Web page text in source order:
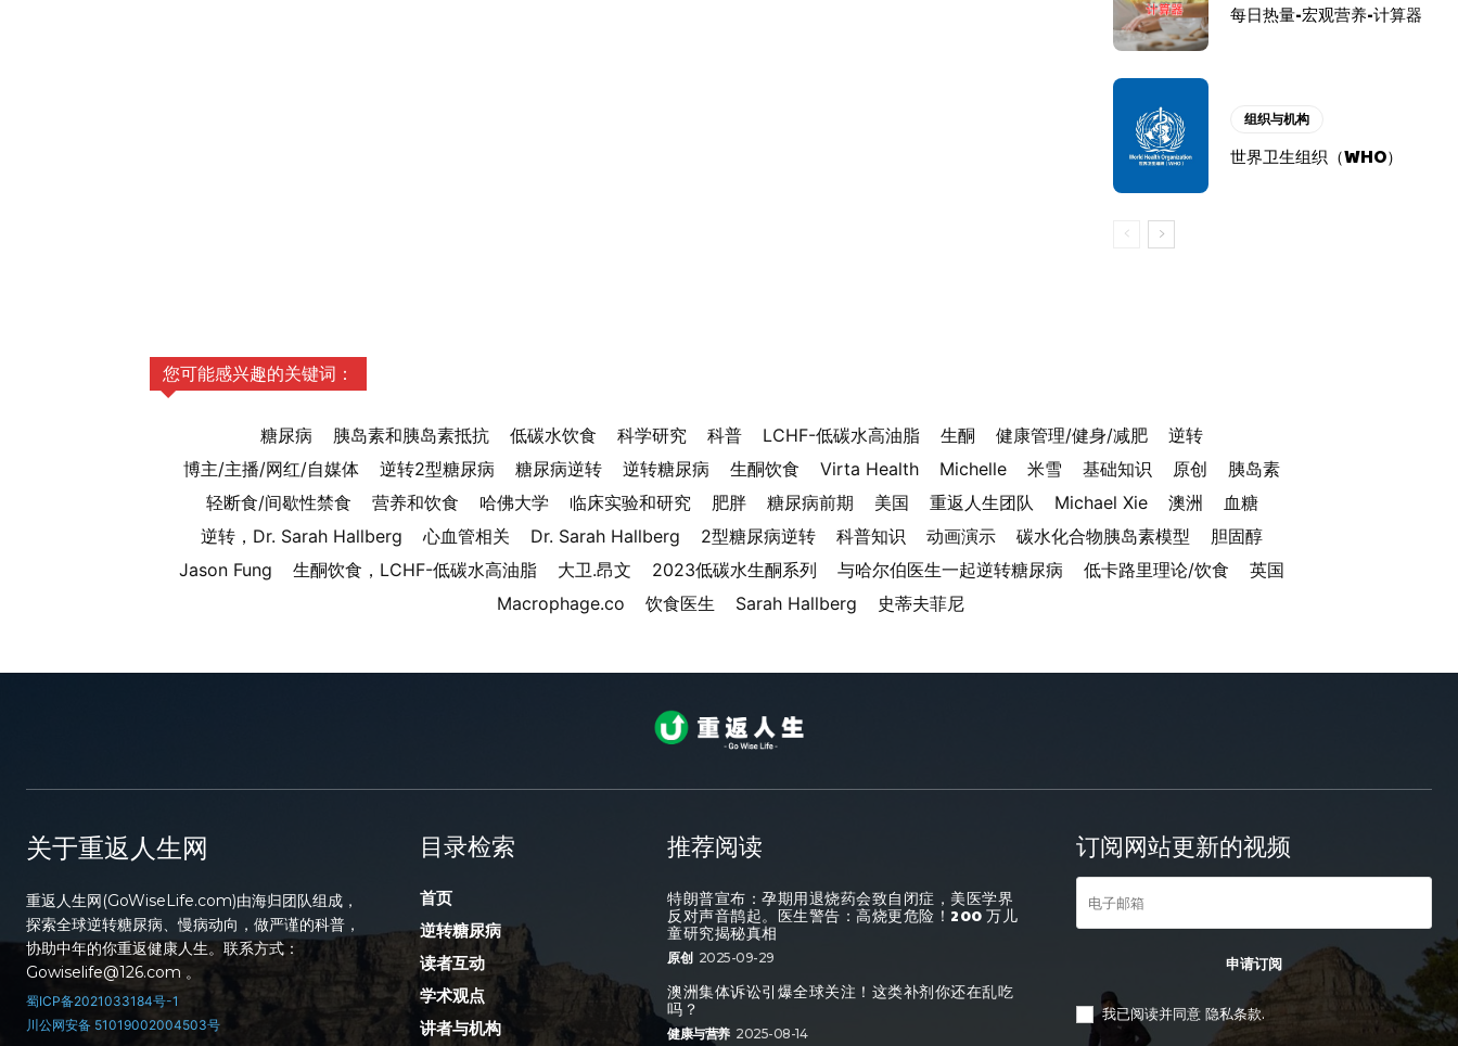
每日热量-宏观营养-计算器
组织与机构
世界卫生组织（WHO）
您可能感兴趣的关键词：
糖尿病 胰岛素和胰岛素抵抗 低碳水饮食 科学研究 科普 LCHF-低碳水高油脂 生酮 健康管理/健身/减肥
逆转
博主/主播/网红/自媒体
逆转2型糖尿病 糖尿病逆转 逆转糖尿病 生酮饮食 Virta Health Michelle 米雪 基础知识 原创
胰岛素
轻断食/间歇性禁食
营养和饮食 哈佛大学 临床实验和研究 肥胖 糖尿病前期 美国 重返人生团队 Michael Xie 澳洲
血糖
逆转，Dr. Sarah Hallberg
心血管相关 Dr. Sarah Hallberg 2型糖尿病逆转 科普知识 动画演示 碳水化合物胰岛素模型
胆固醇
Jason Fung
生酮饮食，LCHF-低碳水高油脂 大卫.昂文 2023低碳水生酮系列 与哈尔伯医生一起逆转糖尿病 低卡路里理论/饮食
英国
Macrophage.co
饮食医生 Sarah Hallberg 史蒂夫菲尼
关于重返人生网
重返人生网(GoWiseLife.com)由海归团队组成，
探索全球逆转糖尿病、慢病动向，做严谨的科普，
协助中年的你重返健康人生。联系方式：
Gowiselife@126.com 。
蜀ICP备2021033184号-1
川公网安备 51019002004503号
目录检索
首页
逆转糖尿病
读者互动
学术观点
讲者与机构
推荐阅读
特朗普宣布：孕期用退烧药会致自闭症，美医学界
反对声音鹊起。医生警告：高烧更危险！200 万儿
童研究揭秘真相
原创 2025-09-29
澳洲集体诉讼引爆全球关注！这类补剂你还在乱吃
吗？
健康与营养 2025-08-14
订阅网站更新的视频
申请订阅
我已阅读并同意 隐私条款.